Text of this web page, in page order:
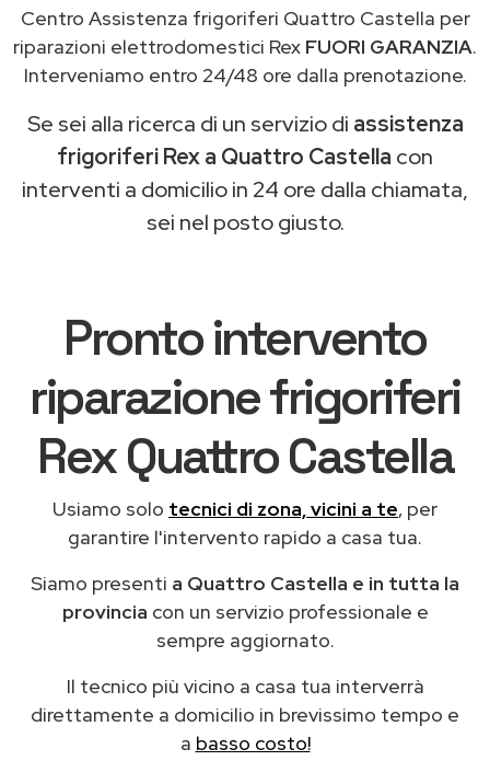
Centro Assistenza frigoriferi Quattro Castella per
riparazioni elettrodomestici Rex FUORI GARANZIA.
Interveniamo entro 24/48 ore dalla prenotazione.
Se sei alla ricerca di un servizio di assistenza
frigoriferi Rex a Quattro Castella con
interventi a domicilio in 24 ore dalla chiamata,
sei nel posto giusto.
Pronto intervento
riparazione frigoriferi
Rex Quattro Castella
Usiamo solo tecnici di zona, vicini a te, per
garantire l'intervento rapido a casa tua.
Siamo presenti a Quattro Castella e in tutta la
provincia con un servizio professionale e
sempre aggiornato.
Il tecnico più vicino a casa tua interverrà
direttamente a domicilio in brevissimo tempo e
a basso costo!